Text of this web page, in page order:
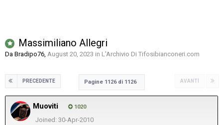
Massimiliano Allegri
Da Bradipo76, August 20, 2023 in L'Archivio Di Tifosibianconeri.com
PRECEDENTE AVANTI
Pagine 1126 di 1126
Muoviti 1020
Joined: 30-Apr-2010